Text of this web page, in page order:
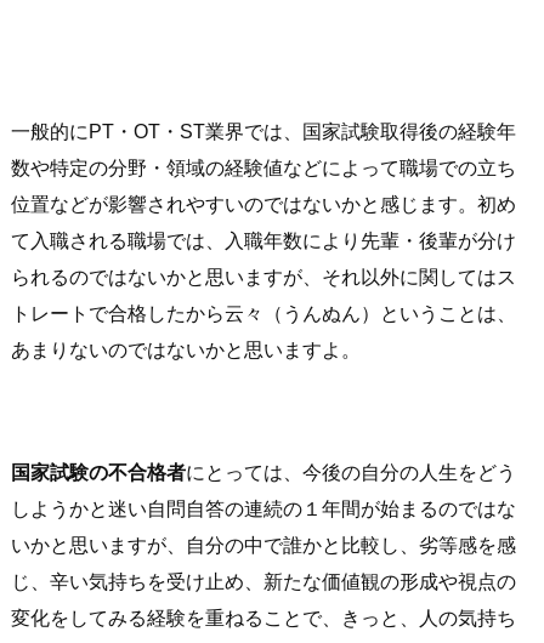
一般的にPT・OT・ST業界では、国家試験取得後の経験年
数や特定の分野・領域の経験値などによって職場での立ち
位置などが影響されやすいのではないかと感じます。初め
て入職される職場では、入職年数により先輩・後輩が分け
られるのではないかと思いますが、それ以外に関してはス
トレートで合格したから云々（うんぬん）ということは、
あまりないのではないかと思いますよ。
国家試験の不合格者にとっては、今後の自分の人生をどう
しようかと迷い自問自答の連続の１年間が始まるのではな
いかと思いますが、自分の中で誰かと比較し、劣等感を感
じ、辛い気持ちを受け止め、新たな価値観の形成や視点の
変化をしてみる経験を重ねることで、きっと、人の気持ち